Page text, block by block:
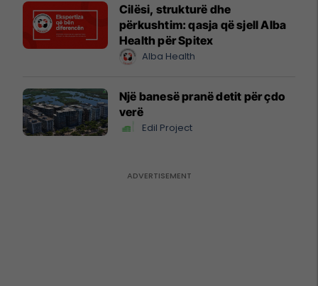
Cilësi, strukturë dhe
përkushtim: qasja që sjell Alba
Health për Spitex
Alba Health
Një banesë pranë detit për çdo
verë
Edil Project